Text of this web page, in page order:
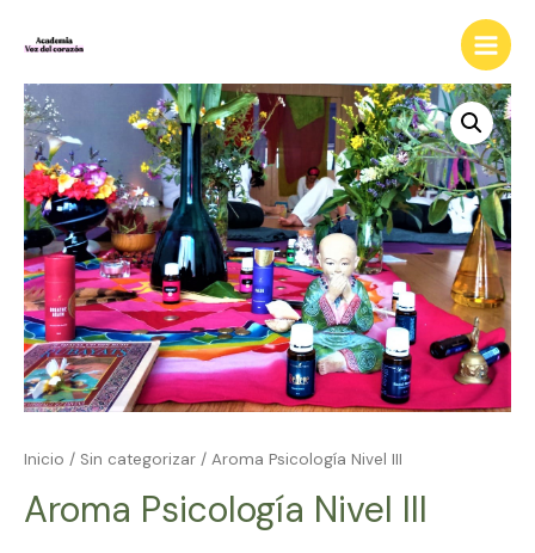
Main
Menu
Inicio / Sin categorizar / Aroma Psicología Nivel III
Aroma Psicología Nivel III